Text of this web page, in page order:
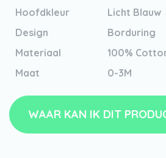
Hoofdkleur
Licht Blauw
Design
Borduring
Materiaal
100%
Maat
0-3M
WAAR KAN IK DIT